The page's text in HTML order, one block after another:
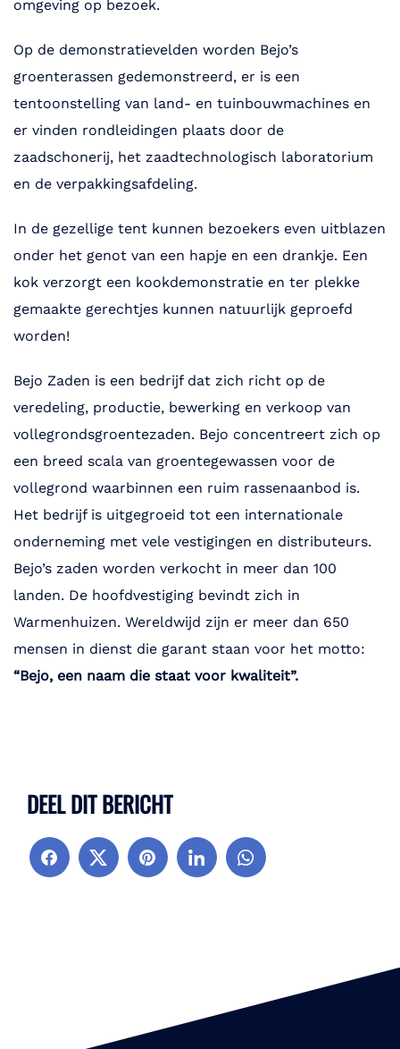
omgeving op bezoek.
Op de demonstratievelden worden Bejo’s
groenterassen gedemonstreerd, er is een
tentoonstelling van land- en tuinbouwmachines en
er vinden rondleidingen plaats door de
zaadschonerij, het zaadtechnologisch laboratorium
en de verpakkingsafdeling.
In de gezellige tent kunnen bezoekers even uitblazen
onder het genot van een hapje en een drankje. Een
kok verzorgt een kookdemonstratie en ter plekke
gemaakte gerechtjes kunnen natuurlijk geproefd
worden!
Bejo Zaden is een bedrijf dat zich richt op de
veredeling, productie, bewerking en verkoop van
vollegrondsgroentezaden. Bejo concentreert zich op
een breed scala van groentegewassen voor de
vollegrond waarbinnen een ruim rassenaanbod is.
Het bedrijf is uitgegroeid tot een internationale
onderneming met vele vestigingen en distributeurs.
Bejo’s zaden worden verkocht in meer dan 100
landen. De hoofdvestiging bevindt zich in
Warmenhuizen. Wereldwijd zijn er meer dan 650
mensen in dienst die garant staan voor het motto:
“Bejo, een naam die staat voor kwaliteit”.
DEEL DIT BERICHT